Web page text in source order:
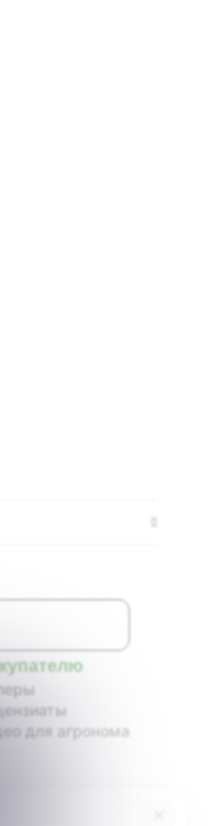
для агронома